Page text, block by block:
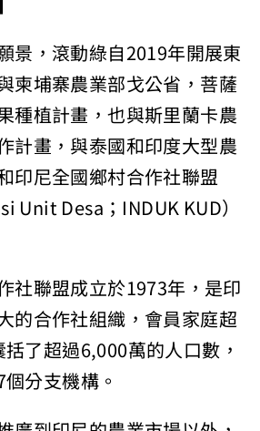
景，滾動綠自2019年開展東
柬埔寨農業部戈公省，菩薩
種植計畫，也與斯里蘭卡農
計畫，與泰國和印度大型農
印尼全國鄉村合作社聯盟
Unit Desa；INDUK KUD）
社聯盟成立於1973年，是印
的合作社組織，會員家庭超
了超過6,000萬的人口數，
分支機構。